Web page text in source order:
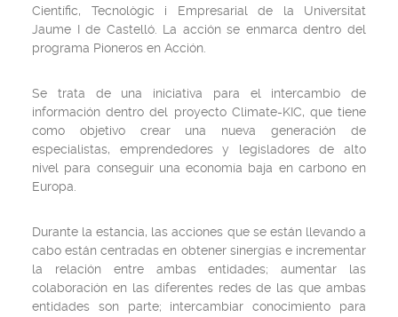
Científic, Tecnològic i Empresarial de la Universitat
Jaume I de Castelló. La acción se enmarca dentro del
programa Pioneros en Acción.
Se trata de una iniciativa para el intercambio de
información dentro del proyecto Climate-KIC, que tiene
como objetivo crear una nueva generación de
especialistas, emprendedores y legisladores de alto
nivel para conseguir una economía baja en carbono en
Europa.
Durante la estancia, las acciones que se están llevando a
cabo están centradas en obtener sinergías e incrementar
la relación entre ambas entidades; aumentar las
colaboración en las diferentes redes de las que ambas
entidades son parte; intercambiar conocimiento para